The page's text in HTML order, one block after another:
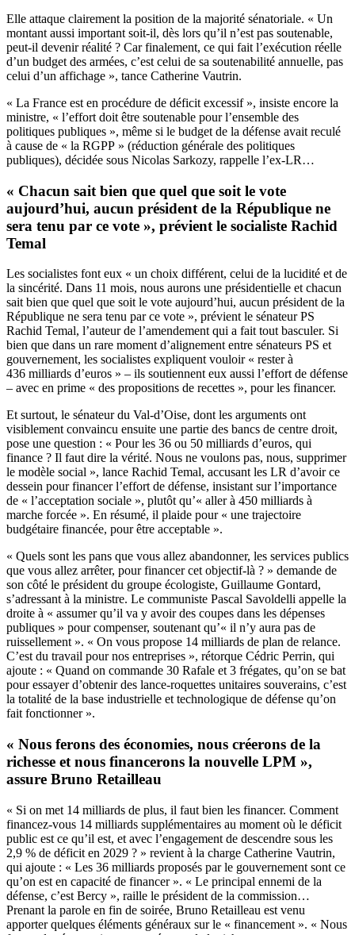
Elle attaque clairement la position de la majorité sénatoriale. « Un
montant aussi important soit-il, dès lors qu’il n’est pas soutenable,
peut-il devenir réalité ? Car finalement, ce qui fait l’exécution réelle
d’un budget des armées, c’est celui de sa soutenabilité annuelle, pas
celui d’un affichage », tance Catherine Vautrin.
« La France est en procédure de déficit excessif », insiste encore la
ministre, « l’effort doit être soutenable pour l’ensemble des
politiques publiques », même si le budget de la défense avait reculé
à cause de « la RGPP » (réduction générale des politiques
publiques), décidée sous Nicolas Sarkozy, rappelle l’ex-LR…
« Chacun sait bien que quel que soit le vote
aujourd’hui, aucun président de la République ne
sera tenu par ce vote », prévient le socialiste Rachid
Temal
Les socialistes font eux « un choix différent, celui de la lucidité et de
la sincérité. Dans 11 mois, nous aurons une présidentielle et chacun
sait bien que quel que soit le vote aujourd’hui, aucun président de la
République ne sera tenu par ce vote », prévient le sénateur PS
Rachid Temal, l’auteur de l’amendement qui a fait tout basculer. Si
bien que dans un rare moment d’alignement entre sénateurs PS et
gouvernement, les socialistes expliquent vouloir « rester à
436 milliards d’euros » – ils soutiennent eux aussi l’effort de défense
– avec en prime « des propositions de recettes », pour les financer.
Et surtout, le sénateur du Val-d’Oise, dont les arguments ont
visiblement convaincu ensuite une partie des bancs de centre droit,
pose une question : « Pour les 36 ou 50 milliards d’euros, qui
finance ? Il faut dire la vérité. Nous ne voulons pas, nous, supprimer
le modèle social », lance Rachid Temal, accusant les LR d’avoir ce
dessein pour financer l’effort de défense, insistant sur l’importance
de « l’acceptation sociale », plutôt qu’« aller à 450 milliards à
marche forcée ». En résumé, il plaide pour « une trajectoire
budgétaire financée, pour être acceptable ».
« Quels sont les pans que vous allez abandonner, les services publics
que vous allez arrêter, pour financer cet objectif-là ? » demande de
son côté le président du groupe écologiste, Guillaume Gontard,
s’adressant à la ministre. Le communiste Pascal Savoldelli appelle la
droite à « assumer qu’il va y avoir des coupes dans les dépenses
publiques » pour compenser, soutenant qu’« il n’y aura pas de
ruissellement ». « On vous propose 14 milliards de plan de relance.
C’est du travail pour nos entreprises », rétorque Cédric Perrin, qui
ajoute : « Quand on commande 30 Rafale et 3 frégates, qu’on se bat
pour essayer d’obtenir des lance-roquettes unitaires souverains, c’est
la totalité de la base industrielle et technologique de défense qu’on
fait fonctionner ».
« Nous ferons des économies, nous créerons de la
richesse et nous financerons la nouvelle LPM »,
assure Bruno Retailleau
« Si on met 14 milliards de plus, il faut bien les financer. Comment
financez-vous 14 milliards supplémentaires au moment où le déficit
public est ce qu’il est, et avec l’engagement de descendre sous les
2,9 % de déficit en 2029 ? » revient à la charge Catherine Vautrin,
qui ajoute : « Les 36 milliards proposés par le gouvernement sont ce
qu’on est en capacité de financer ». « Le principal ennemi de la
défense, c’est Bercy », raille le président de la commission…
Prenant la parole en fin de soirée, Bruno Retailleau est venu
apporter quelques éléments généraux sur le « financement ». « Nous